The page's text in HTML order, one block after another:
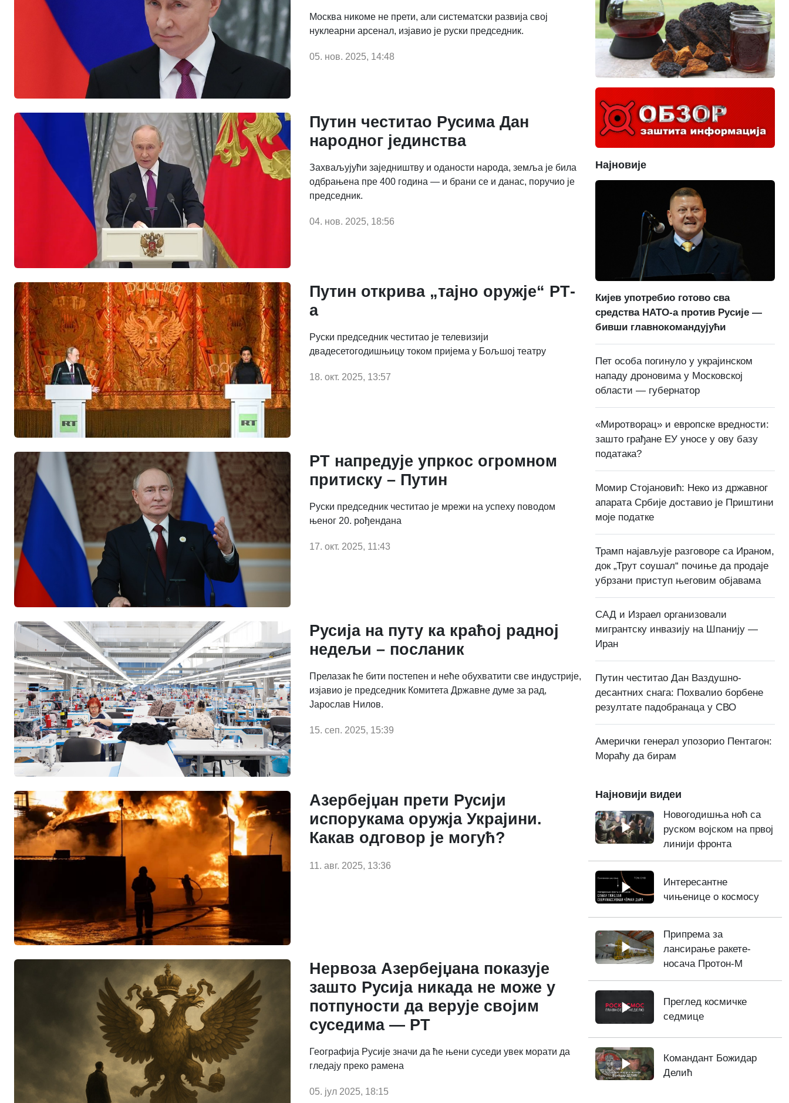
Москва никоме не прети, али систематски развија свој
нуклеарни арсенал, изјавио је руски председник.
05. нов. 2025, 14:48
Путин честитао Русима Дан
народног јединства
Захваљујући заједништву и оданости народа, земља је била
одбрањена пре 400 година — и брани се и данас, поручио је
председник.
04. нов. 2025, 18:56
Путин открива „тајно оружје“ РТ-
а
Руски председник честитао је телевизији
двадесетогодишњицу током пријема у Бољшој театру
18. окт. 2025, 13:57
РТ напредује упркос огромном
притиску – Путин
Руски председник честитао је мрежи на успеху поводом
њеног 20. рођендана
17. окт. 2025, 11:43
Русија на путу ка краћој радној
недељи – посланик
Прелазак ће бити постепен и неће обухватити све индустрије,
изјавио је председник Комитета Државне думе за рад,
Јарослав Нилов.
15. сеп. 2025, 15:39
Азербејџан прети Русији
испорукама оружја Украјини.
Какав одговор је могућ?
11. авг. 2025, 13:36
Нервоза Азербејџана показује
зашто Русија никада не може у
потпуности да верује својим
суседима — РТ
Географија Русије значи да ће њени суседи увек морати да
гледају преко рамена
05. јул 2025, 18:15
Најновије
Кијев употребио готово сва
средства НАТО-а против Русије —
бивши главнокомандујући
Пет особа погинуло у украјинском
нападу дроновима у Московској
области — губернатор
«Миротворац» и европске вредности:
зашто грађане ЕУ уносе у ову базу
података?
Момир Стојановић: Неко из државног
апарата Србије доставио је Приштини
моје податке
Трамп најављује разговоре са Ираном,
док „Трут соушал“ почиње да продаје
убрзани приступ његовим објавама
САД и Израел организовали
мигрантску инвазију на Шпанију —
Иран
Путин честитао Дан Ваздушно-
десантних снага: Похвалио борбене
резултате падобранаца у СВО
Амерички генерал упозорио Пентагон:
Мораћу да бирам
Најновији видеи
Новогодишња ноћ са
руском војском на првој
линији фронта
Интересантне
чињенице о космосу
Припрема за
лансирање ракете-
носача Протон-М
Преглед космичке
седмице
Командант Божидар
Делић